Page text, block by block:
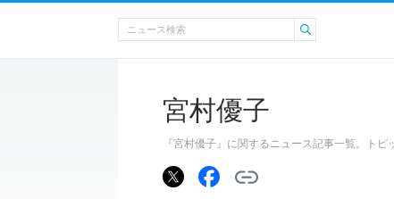
宮村優子
『宮村優子』に関するニュース記事一覧。ト